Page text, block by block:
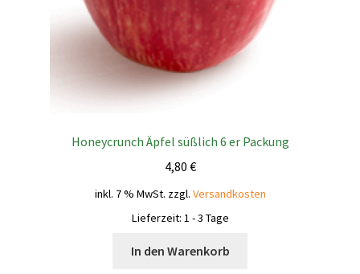
Honeycrunch Äpfel süßlich 6 er Packung
4,80 €
inkl. 7 % MwSt. zzgl. Versandkosten
Lieferzeit: 1 - 3 Tage
In den Warenkorb